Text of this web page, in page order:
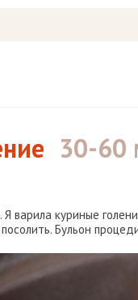
30-60
Я варила куриные
Бульон